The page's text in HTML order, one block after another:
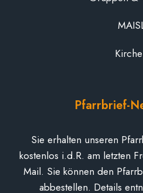
Pfarrbrief-
Sie erhalten unseren
kostenlos i.d.R. am letzten
Mail. Sie können den
abbestellen. Details